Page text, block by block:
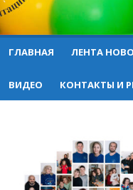
ГЛАВНАЯ ЛЕНТА
ВИДЕО КОНТАКТЫ И